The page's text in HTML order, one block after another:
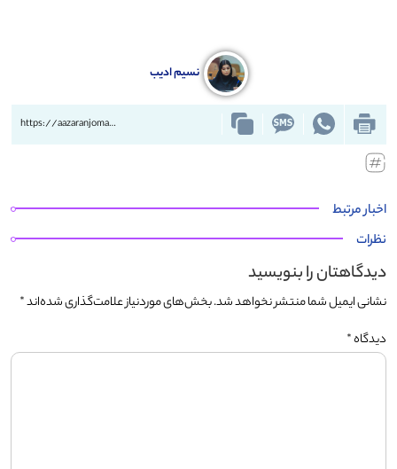
نسیم ادیب
https://aazaranjoman.ir/?p=84123
اخبار مرتبط
نظرات
دیدگاهتان را بنویسید
نشانی ایمیل شما منتشر نخواهد شد.بخش‌های موردنیاز علامت‌گذاری شده‌اند*
دیدگاه*